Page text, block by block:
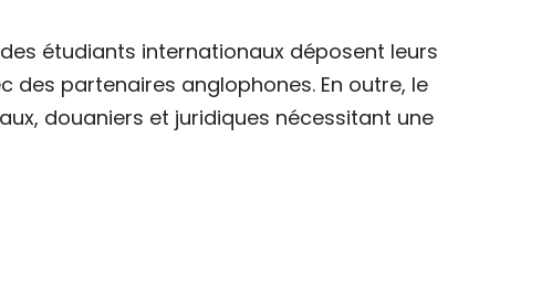
étudiants internationaux déposent leurs
des partenaires anglophones. En outre, le
douaniers et juridiques nécessitant une